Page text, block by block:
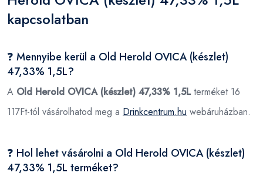
kapcsolatban
❓ Mennyibe kerül a Old Herold OVICA (készlet)
47,33% 1,5L?
A Old Herold OVICA (készlet) 47,33% 1,5Lterméket 16
117Ft-tól vásárolhatod meg a Drinkcentrum.hu webáruházban.
❓ Hol lehet vásárolni a Old Herold OVICA (készlet)
47,33% 1,5L terméket?